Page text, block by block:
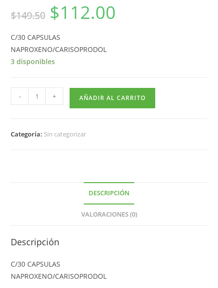
$149.50 $112.00
C/30 CAPSULAS
NAPROXENO/CARISOPRODOL
3 disponibles
- + AÑADIR AL CARRITO
Categoría: Sin categorizar
DESCRIPCIÓN
VALORACIONES (0)
Descripción
C/30 CAPSULAS
NAPROXENO/CARISOPRODOL